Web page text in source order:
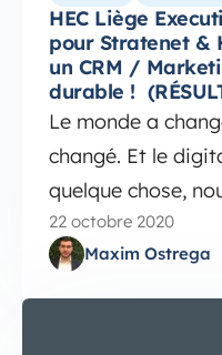
HEC Liège
pour Stratenet &
un CRM /
durable !
Le monde a
changé. Et le
quelque chose,
22 octobre 2020
Maxim Ostrega